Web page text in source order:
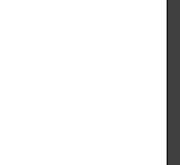
민 (250mg)